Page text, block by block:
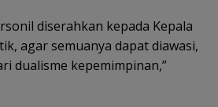
diserahkan kepada Kepala
agar semuanya dapat diawasi,
dualisme kepemimpinan,”